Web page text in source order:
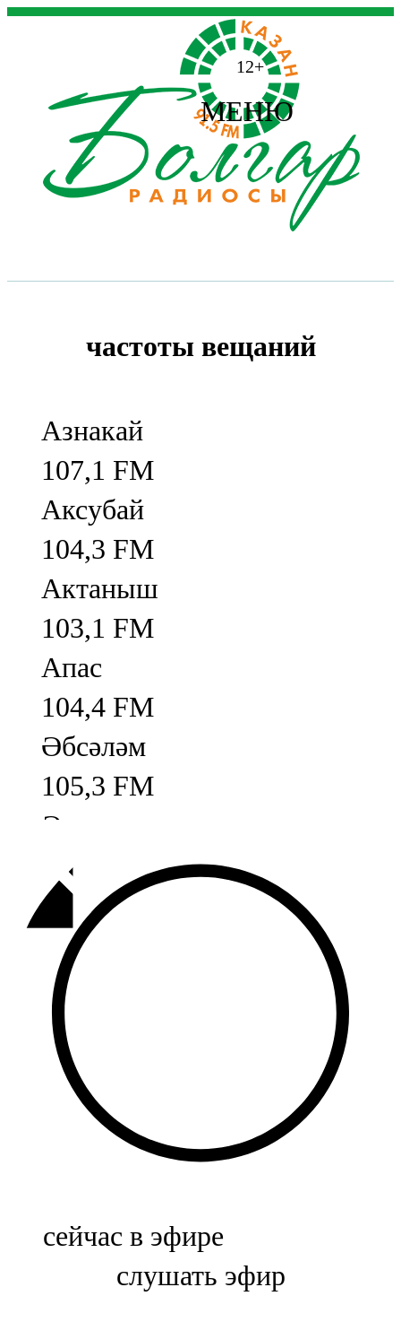
12+
МЕНЮ
частоты вещаний
Азнакай
107,1 FM
Аксубай
104,3 FM
Актаныш
103,1 FM
Апас
104,4 FM
Әбсәләм
105,3 FM
Әлмәт
92,9 FM
Базарлы матак
107,1 FM
Балык бистәсе
104,9 FM
Баулы
107,5 FM
Биләр
Болгар
сейчас в эфире
слушать эфир